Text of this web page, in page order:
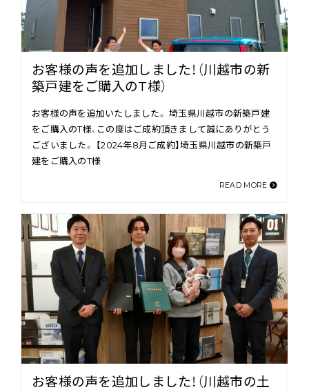
お客様の声を追加しました！（川越市の新
築戸建をご購入のT様）
お客様の声を追加いたしました。 埼玉県川越市の新築戸建
をご購入のT様、この度はご成約頂きまして誠にありがとう
ございました。 【2024年8月ご成約】埼玉県川越市の新築戸
建をご購入のT様
READ MORE
お客様の声を追加しました！（川越市の土